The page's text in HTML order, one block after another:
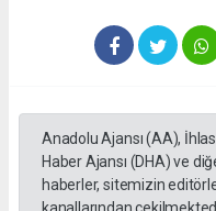
Anadolu Ajansı (AA),
Haber Ajansı (DHA) ve
haberler, sitemizin
kanallarından